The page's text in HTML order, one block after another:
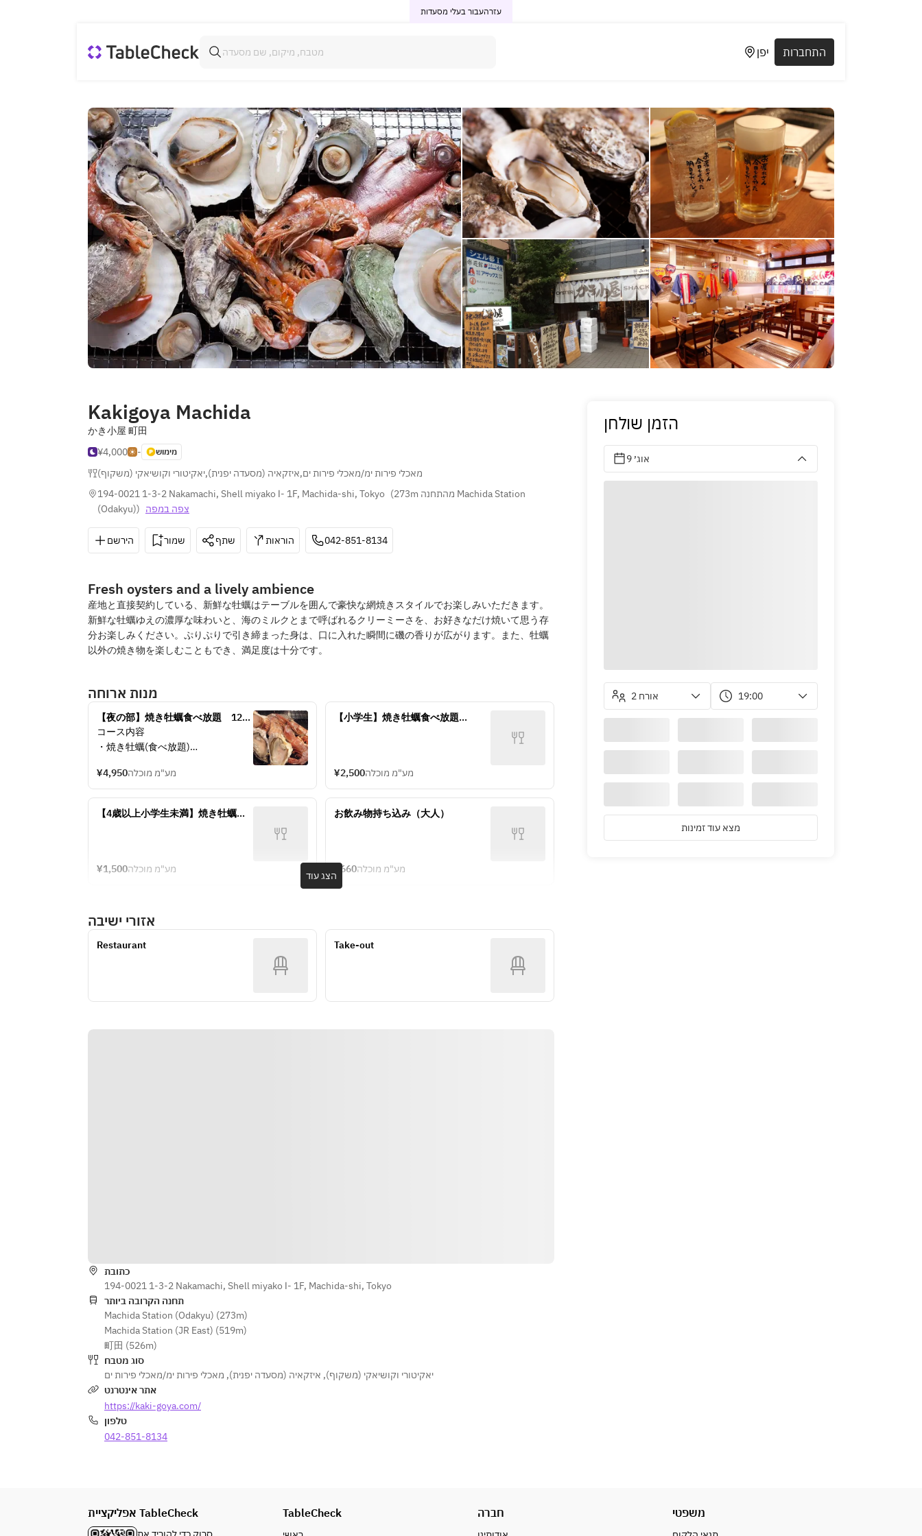
עבור בעלי מסעדותעזרה
יפן התחברות
Kakigoya Machida
かき小屋 町田
¥4,000
- מימוש
יאקיטורי וקושיאקי (משקוף),איזקאיה (מסעדה יפנית),מאכלי פירות ימ/מאכלי פירות ים
194-0021 1-3-2 Nakamachi, Shell miyako Ⅰ- 1F, Machida-shi, Tokyo (273m מהתחנה Machida Station
(Odakyu)) צפה במפה
הירשם שמור שתף הוראות 042-851-8134
Fresh oysters and a lively ambience
産地と直接契約している、新鮮な牡蠣はテーブルを囲んで豪快な網焼きスタイルでお楽しみいただきます。
新鮮な牡蠣ゆえの濃厚な味わいと、海のミルクとまで呼ばれるクリーミーさを、お好きなだけ焼いて思う存
分お楽しみください。ぷりぷりで引き締まった身は、口に入れた瞬間に磯の香りが広がります。また、牡蠣
以外の焼き物を楽しむこともでき、満足度は十分です。
מנות ארוחה
【夜の部】焼き牡蠣食べ放題　120
分
コース内容
・焼き牡蠣(食べ放題)
焼き野菜4種、海鮮3種エビ、ホンビ
ノス、エイヒレ
カニクリームコロッケ1個
・焼きおにぎり1個
¥4,950מע"מ מוכלה
【小学生】焼き牡蠣食べ放題
¥2,500מע"מ מוכלה
【4歳以上小学生未満】焼き牡蠣食
¥1,500מע"מ מוכלה
お飲み物持ち込み（大人）
¥660מע"מ מוכלה
הצג עוד
אזורי ישיבה
Restaurant Take-out
כתובת
194-0021 1-3-2 Nakamachi, Shell miyako Ⅰ- 1F, Machida-shi, Tokyo
תחנה הקרובה ביותר
Machida Station (Odakyu) (273m)
Machida Station (JR East) (519m)
町田 (526m)
סוג מטבח
יאקיטורי וקושיאקי (משקוף), איזקאיה (מסעדה יפנית), מאכלי פירות ימ/מאכלי פירות ים
אתר אינטרנט
https://kaki-goya.com/
טלפון
042-851-8134
הזמן שולחן
9 אוג׳
2 אורח 19:00
מצא עוד זמינות
אפליקציית TableCheck TableCheck חברה משפטי